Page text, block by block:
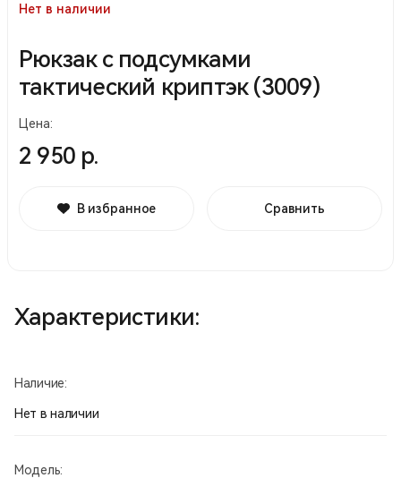
Нет в наличии
Рюкзак с подсумками
тактический криптэк (3009)
Цена:
2 950 р.
В избранное Сравнить
Характеристики:
Наличие:
Нет в наличии
Модель: